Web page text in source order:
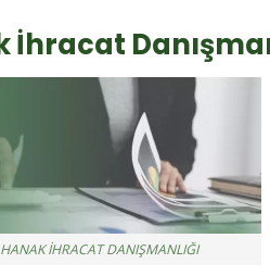
İhracat
HANAK İHRACAT DANIŞMANLIĞI